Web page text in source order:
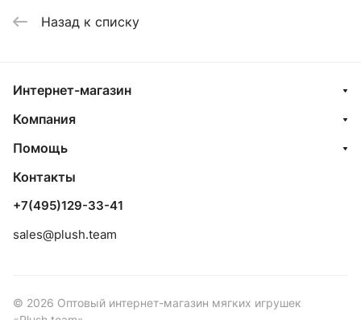
Назад к списку
Интернет-магазин
Компания
Помощь
Контакты
+7(495)129-33-41
sales@plush.team
© 2026 Оптовый интернет-магазин мягких игрушек